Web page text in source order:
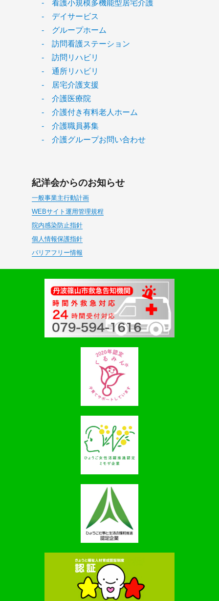
- 看護小規模多機能型居宅介護
- デイサービス
- グループホーム
- 訪問看護ステーション
- 訪問リハビリ
- 通所リハビリ
- 居宅介護支援
- 介護医療院
- 介護付き有料老人ホーム
- 介護職員募集
- 介護グループお問い合わせ
紀洋会からのお知らせ
一般事業主行動計画
WEBサイト運用管理規程
院内感染防止指針
個人情報保護指針
バリアフリー情報